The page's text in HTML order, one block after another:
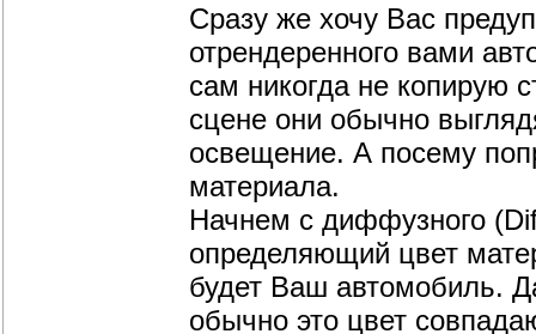
Сразу же хочу Вас
отрендеренного вами
сам никогда не копирую
сцене они обычно
освещение. А посему
материала.
Начнем с диффузного
определяющий цвет
будет Ваш автомобиль.
обычно это цвет